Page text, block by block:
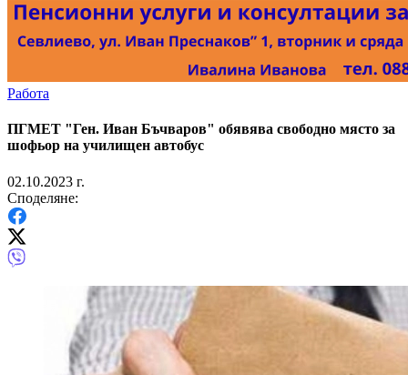
Работа
ПГМЕТ "Ген. Иван Бъчваров" обявява свободно място за
шофьор на училищен автобус
02.10.2023 г.
Споделяне: